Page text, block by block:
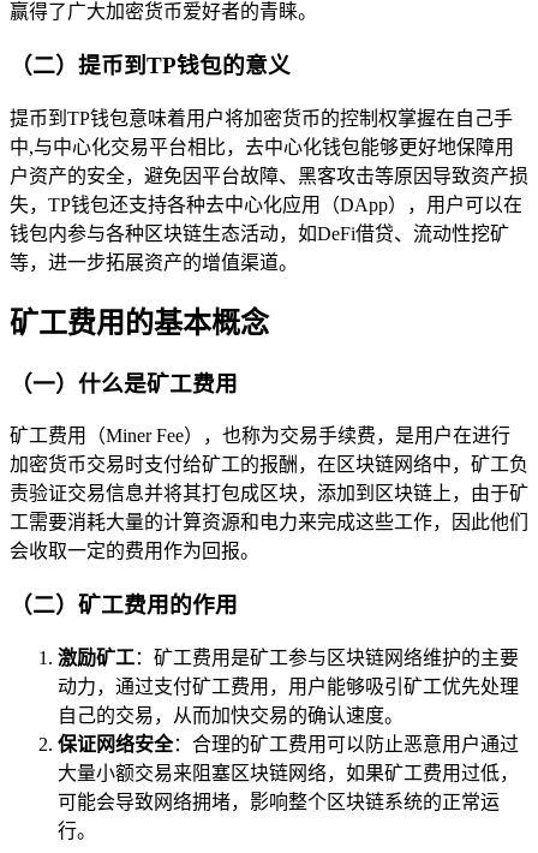
赢得了广大加密货币爱好者的青睐。
（二）提币到TP钱包的意义
提币到TP钱包意味着用户将加密货币的控制权掌握在自己手
中,与中心化交易平台相比，去中心化钱包能够更好地保障用
户资产的安全，避免因平台故障、黑客攻击等原因导致资产损
失，TP钱包还支持各种去中心化应用（DApp），用户可以在
钱包内参与各种区块链生态活动，如DeFi借贷、流动性挖矿
等，进一步拓展资产的增值渠道。
矿工费用的基本概念
（一）什么是矿工费用
矿工费用（Miner Fee），也称为交易手续费，是用户在进行
加密货币交易时支付给矿工的报酬，在区块链网络中，矿工负
责验证交易信息并将其打包成区块，添加到区块链上，由于矿
工需要消耗大量的计算资源和电力来完成这些工作，因此他们
会收取一定的费用作为回报。
（二）矿工费用的作用
激励矿工：矿工费用是矿工参与区块链网络维护的主要
动力，通过支付矿工费用，用户能够吸引矿工优先处理
自己的交易，从而加快交易的确认速度。
保证网络安全：合理的矿工费用可以防止恶意用户通过
大量小额交易来阻塞区块链网络，如果矿工费用过低，
可能会导致网络拥堵，影响整个区块链系统的正常运
行。